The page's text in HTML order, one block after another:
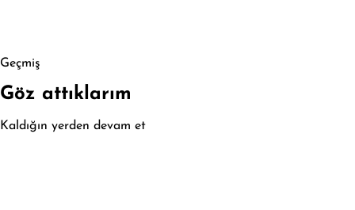
Geçmiş
Göz attıklarım
Kaldığın yerden devam et